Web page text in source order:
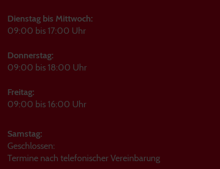
Dienstag bis Mittwoch:
09:00 bis 17:00 Uhr
Donnerstag:
09:00 bis 18:00 Uhr
Freitag:
09:00 bis 16:00 Uhr
Samstag:
Geschlossen:
Termine nach telefonischer Vereinbarung